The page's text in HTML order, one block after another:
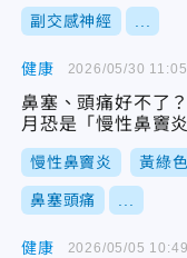
副交感神經
健康
鼻塞、頭痛好不了
月恐是「慢性鼻竇炎
慢性鼻竇炎 黃綠
鼻塞頭痛
2026/05/30 11:05
健康 2026/05/05 10:49